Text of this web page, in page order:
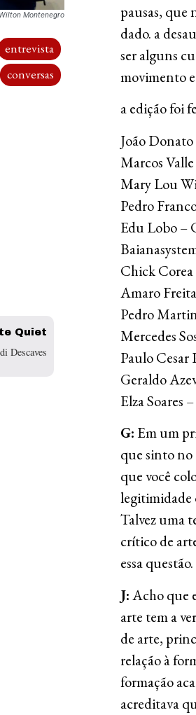
Montenegro
entrevista
conversas
Quiet
Descaves
pausas, que
dado. a
ser alguns
movimento
a edição foi
João
Marcos
Mary Lou
Pedro
Edu Lobo –
Chick
Amaro
Pedro
Mercedes
Paulo Cesar
Geraldo
Elza Soares
G: Em um
que sinto no
que você
legitimidade
Talvez uma
crítico de
essa
J:Acho que
arte tem a
de arte,
relação à
formação
acreditava